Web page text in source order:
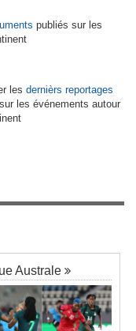
publiés sur les
les dernièrs reportages
sur les événements autour
Australe